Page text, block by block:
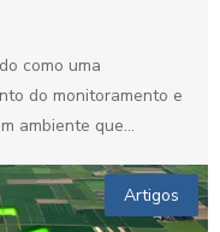
como uma
do monitoramento e
ambiente que
Artigos